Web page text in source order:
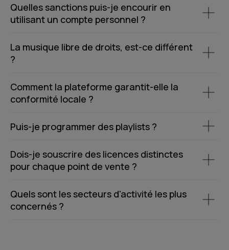
Quelles sanctions puis-je encourir en
utilisant un compte personnel ?
La musique libre de droits, est-ce différent
?
Comment la plateforme garantit-elle la
conformité locale ?
Puis-je programmer des playlists ?
Dois-je souscrire des licences distinctes
pour chaque point de vente ?
Quels sont les secteurs d'activité les plus
concernés ?